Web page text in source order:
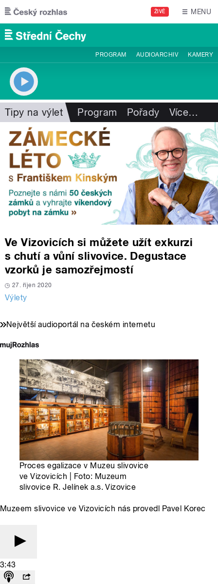
Přejít k hlavnímu obsahu
ŽIVĚ MENU
PROGRAM AUDIOARCHIV KAMERY
Tipy na výlet Program Pořady Více…
Ve Vizovicích si můžete užít exkurzi
s chutí a vůní slivovice. Degustace
vzorků je samozřejmostí
27. říjen 2020
Výlety
Největší audioportál na českém internetu
Proces egalizace v Muzeu slivovice
ve Vizovicích | Foto: Muzeum
slivovice R. Jelínek a.s. Vizovice
Muzeem slivovice ve Vizovicích nás provedl Pavel Korec
3:43